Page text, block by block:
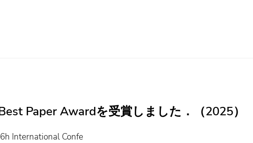
Paper Awardを受賞しました．（2025）
International Confe